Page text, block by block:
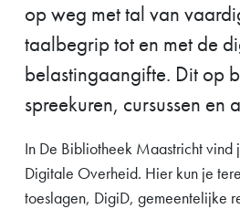
op weg met tal van
taalbegrip tot en met de
belastingaangifte. Dit op
spreekuren, cursussen en
In De Bibliotheek Maastricht vind
Digitale Overheid. Hier kun je
toeslagen, DigiD, gemeentelijke